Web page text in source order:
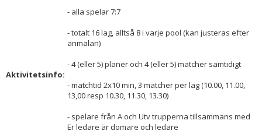
Aktivitetsinfo:
- alla spelar 7:7
- totalt 16 lag, alltså 8 i varje pool (kan justeras efter
anmälan)
- 4 (eller 5) planer och 4 (eller 5) matcher samtidigt
- matchtid 2x10 min, 3 matcher per lag (10.00, 11.00,
13,00 resp 10.30, 11.30, 13.30)
- spelare från A och Utv trupperna tillsammans med
Er ledare är domare och ledare